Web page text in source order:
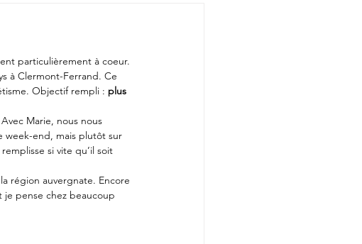
particulièrement à coeur.
à Clermont-Ferrand. Ce
Objectif rempli : plus
Marie, nous nous
week-end, mais plutôt sur
si vite qu’il soit
région auvergnate. Encore
pense chez beaucoup